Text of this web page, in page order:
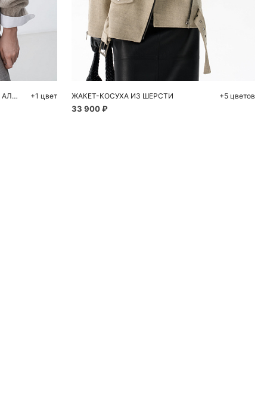
ОБЪЕМНЫЙ ДЖЕМПЕР ИЗ ШЕРСТИ АЛЬПАКА +1 цвет
Добавить в корзину
XS M
ЖАКЕТ-КОСУХА ИЗ ШЕРСТИ
33 900 ₽
+5 цветов